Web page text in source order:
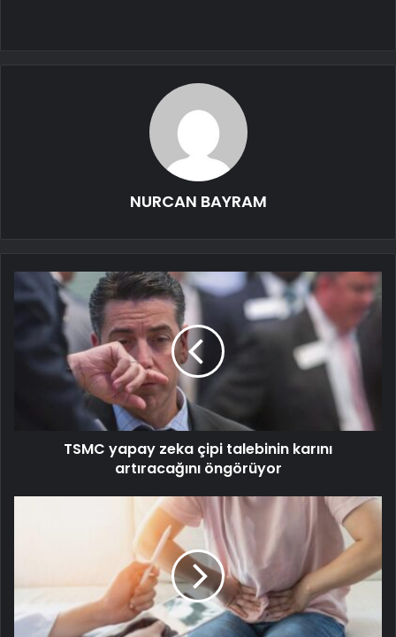
NURCAN BAYRAM
TSMC yapay zeka çipi talebinin karını
artıracağını öngörüyor